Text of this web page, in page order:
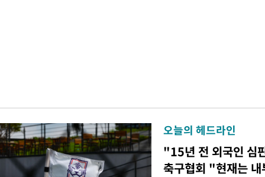
오늘의 헤드라인
"15년 전 외국인 심
축구협회 "현재는